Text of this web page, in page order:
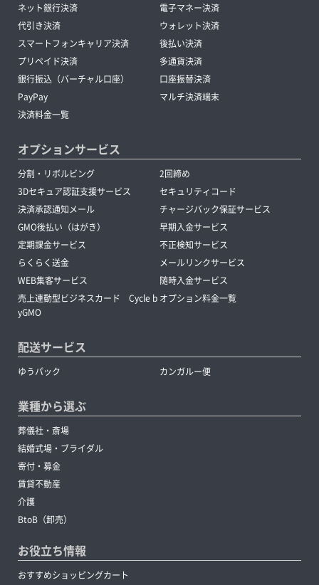
ネット銀行決済
電子マネー決済
代引き決済
ウォレット決済
スマートフォンキャリア決済
後払い決済
プリペイド決済
多通貨決済
銀行振込（バーチャル口座）
口座振替決済
PayPay
マルチ決済端末
決済料金一覧
オプションサービス
分割・リボルビング
2回締め
3Dセキュア認証支援サービス
セキュリティコード
決済承認通知メール
チャージバック保証サービス
GMO後払い（はがき）
早期入金サービス
定期課金サービス
不正検知サービス
らくらく送金
メールリンクサービス
WEB集客サービス
随時入金サービス
売上連動型ビジネスカード Cycle b
yGMO
オプション料金一覧
配送サービス
ゆうパック カンガルー便
業種から選ぶ
葬儀社・斎場
結婚式場・ブライダル
寄付・募金
賃貸不動産
介護
BtoB（卸売）
お役立ち情報
おすすめショッピングカート